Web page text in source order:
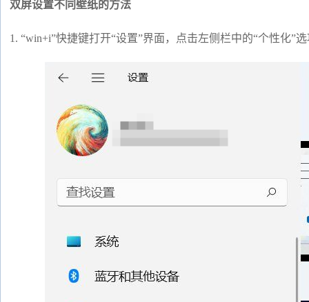
双屏设置不同壁纸的方法
1. “win+i”快捷键打开“设置”界面，点击左侧栏中的“个性化”